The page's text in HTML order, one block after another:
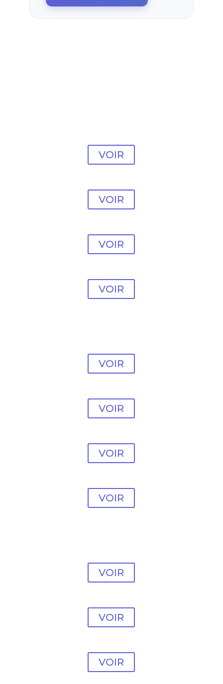
VOIR
Modèle vente en ligne
VOIR
Modèle vente en ligne
VOIR
Modèle vente en ligne
VOIR
VOIR
Modèle vente en ligne
VOIR
Modèle vente en ligne
VOIR
Modèle vente en ligne
VOIR
VOIR
Modèle vente en ligne
VOIR
Modèle vente en ligne
VOIR
Modèle vente en ligne